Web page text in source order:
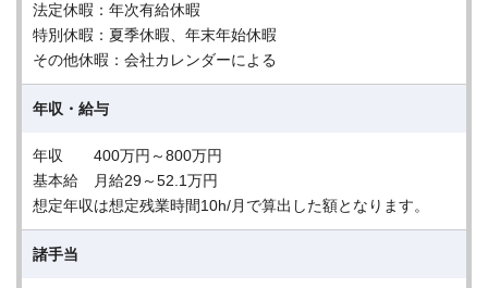
法定休暇：年次有給休暇
特別休暇：夏季休暇、年末年始休暇
その他休暇：会社カレンダーによる
年収・給与
年収 400万円～800万円
基本給 月給29～52.1万円
想定年収は想定残業時間10h/月で算出した額となります。
諸手当